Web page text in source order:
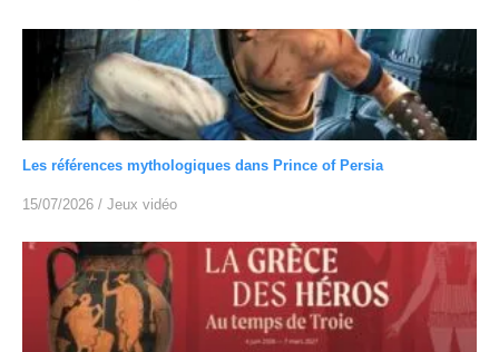
Les références mythologiques dans Prince of Persia
15/07/2026 / Jeux vidéo